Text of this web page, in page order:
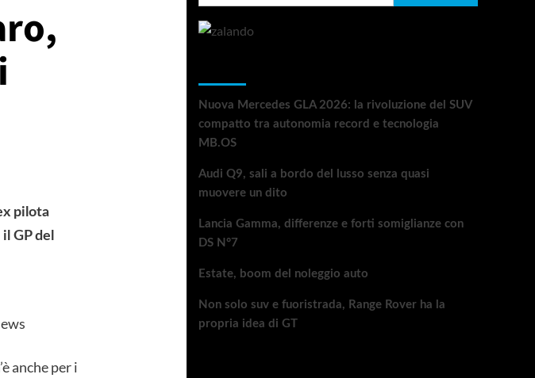
pilota
GP del
anche per i
Nuova Mercedes GLA 2026: la rivoluzione del SUV
compatto tra autonomia record e tecnologia
MB.OS
Audi Q9, sali a bordo del lusso senza quasi
muovere un dito
Lancia Gamma, differenze e forti somiglianze con
DS N°7
Estate, boom del noleggio auto
Non solo suv e fuoristrada, Range Rover ha la
propria idea di GT